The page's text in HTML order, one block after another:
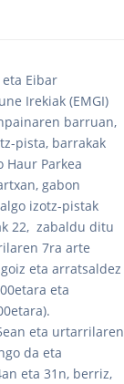
Eibar
Irekiak (EMGI)
barruan,
pista, barrakak
Haur Parkea
gabon
izotz-pistak
22, zabaldu ditu
7ra arte
eta arratsaldez
eta
eta urtarrilaren
da eta
eta 31n, berriz,